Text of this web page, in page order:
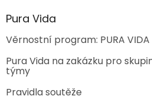
Pura Vida
Věrnostní program: PURA VIDA
Pura Vida na zakázku pro
týmy
Pravidla soutěže